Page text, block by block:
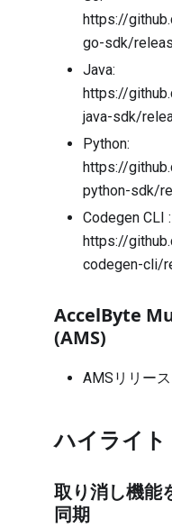
https://
go-sdk/
Java:
https://
java-sdk/
Python:
https://
python-sdk/
Codegen CLI :
https://
codegen-cli/
AccelByte
(AMS)
AMSリリー
ハイライト
取り消し機能
同期